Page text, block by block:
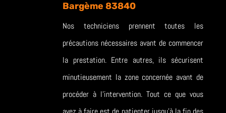
Bargème 83840
Nos techniciens prennent toutes les
précautions nécessaires avant de commencer
la prestation. Entre autres, ils sécurisent
minutieusement la zone concernée avant de
procéder à l’intervention. Tout ce que vous